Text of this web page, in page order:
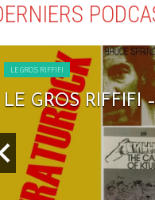
LE GROS RIFFIFI
LE GROS RIFFIFI